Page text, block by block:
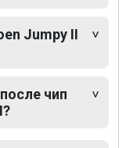
Jumpy II
чип